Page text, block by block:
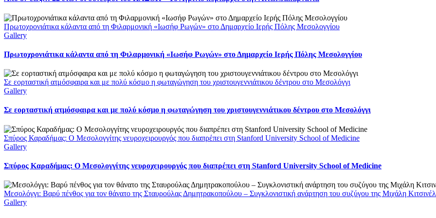
Πρωτοχρονιάτικα κάλαντα από τη Φιλαρμονική «Ιωσήφ Ρωγών» στο Δημαρχείο Ιερής Πόλης Μεσολογγίου
Gallery
Πρωτοχρονιάτικα κάλαντα από τη Φιλαρμονική «Ιωσήφ Ρωγών» στο Δημαρχείο Ιερής Πόλης Μεσολογγίου
Σε εορταστική ατμόσφαιρα και με πολύ κόσμο η φωταγώγηση του χριστουγεννιάτικου δέντρου στο Μεσολόγγι
Gallery
Σε εορταστική ατμόσφαιρα και με πολύ κόσμο η φωταγώγηση του χριστουγεννιάτικου δέντρου στο Μεσολόγγι
Σπύρος Καραδήμας: Ο Μεσολογγίτης νευροχειρουργός που διαπρέπει στη Stanford University School of Medicine
Gallery
Σπύρος Καραδήμας: Ο Μεσολογγίτης νευροχειρουργός που διαπρέπει στη Stanford University School of Medicine
Μεσολόγγι: Βαρύ πένθος για τον θάνατο της Σταυρούλας Δημητρακοπούλου – Συγκλονιστική ανάρτηση του συζύγου της Μιχάλη
Gallery